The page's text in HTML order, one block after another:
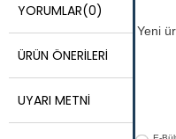
YORUMLAR(0)
ÜRÜN ÖNERILERI
UYARI METNI